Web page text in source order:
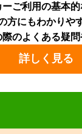
ーご利用の基本
方にもわかりや
のよくある疑問
詳しく見る